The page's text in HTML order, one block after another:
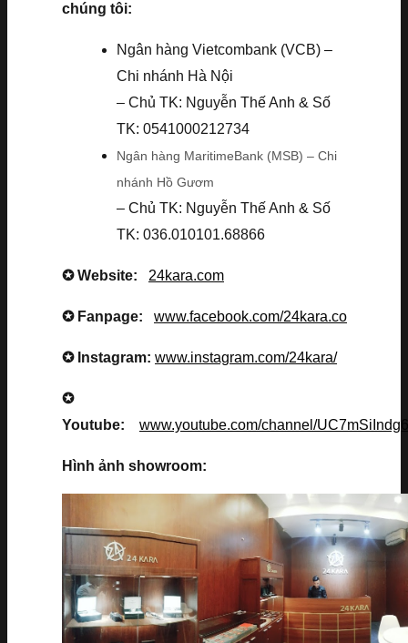
chúng tôi:
Ngân hàng Vietcombank (VCB) –
Chi nhánh Hà Nội
– Chủ TK: Nguyễn Thế Anh & Số
TK: 0541000212734
Ngân hàng MaritimeBank (MSB) – Chi
nhánh Hồ Gươm
– Chủ TK: Nguyễn Thế Anh & Số
TK: 036.010101.68866
✪ Website: 24kara.com
✪ Fanpage: www.facebook.com/24kara.co
✪ Instagram: www.instagram.com/24kara/
✪
Youtube: www.youtube.com/channel/
Hình ảnh showroom: